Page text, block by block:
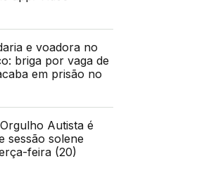
e voadora no
briga por vaga de
em prisão no
Autista é
sessão solene
feira (20)